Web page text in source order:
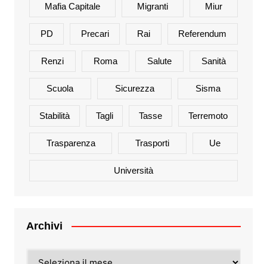
Mafia Capitale Migranti Miur
PD Precari Rai Referendum
Renzi Roma Salute Sanità
Scuola Sicurezza Sisma
Stabilità Tagli Tasse Terremoto
Trasparenza Trasporti Ue
Università
Archivi